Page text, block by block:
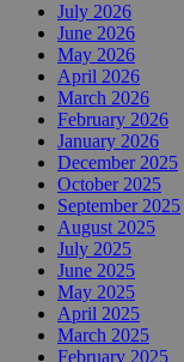
July 2026
June 2026
May 2026
April 2026
March 2026
February 2026
January 2026
December 2025
October 2025
September 2025
August 2025
July 2025
June 2025
May 2025
April 2025
March 2025
February 2025